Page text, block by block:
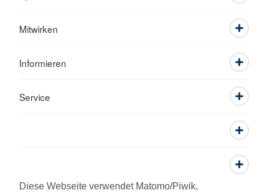
Diese Webseite verwendet Matomo/Piwik,
Mitwirken
Informieren
Service